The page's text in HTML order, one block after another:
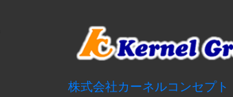
株式会社カーネルコンセプト